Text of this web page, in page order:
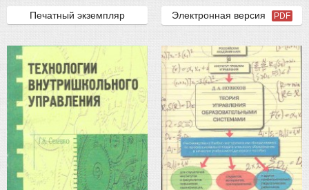
Печатный экземпляр
Электронная версия
PDF